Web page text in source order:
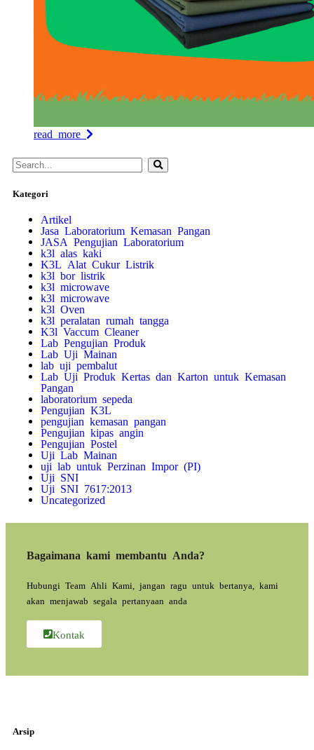
read more
Kategori
Artikel
Jasa Laboratorium Kemasan Pangan
JASA Pengujian Laboratorium
k3l alas kaki
K3L Alat Cukur Listrik
k3l bor listrik
k3l microwave
k3l microwave
k3l Oven
k3l peralatan rumah tangga
K3l Vaccum Cleaner
Lab Pengujian Produk
Lab Uji Mainan
lab uji pembalut
Lab Uji Produk Kertas dan Karton untuk Kemasan
Pangan
laboratorium sepeda
Pengujian K3L
pengujian kemasan pangan
Pengujian kipas angin
Pengujian Postel
Uji Lab Mainan
uji lab untuk Perzinan Impor (PI)
Uji SNI
Uji SNI 7617:2013
Uncategorized
Bagaimana kami membantu Anda?
Hubungi Team Ahli Kami, jangan ragu untuk bertanya, kami
akan menjawab segala pertanyaan anda
Kontak
Arsip